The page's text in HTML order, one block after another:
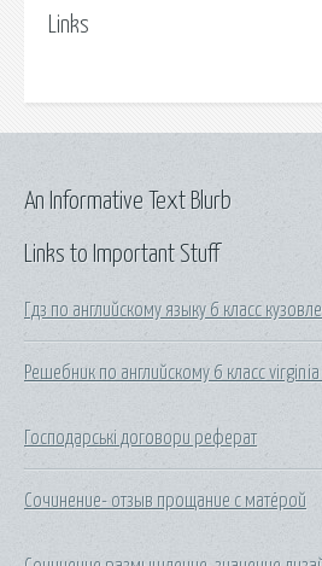
Links
Links to Important Stuff
Гдз по английскому языку 6 класс
Решебник по английскому 6 класс
Господарські договори реферат
Сочинение- отзыв прощание с матёрой
An Informative Text Blurb